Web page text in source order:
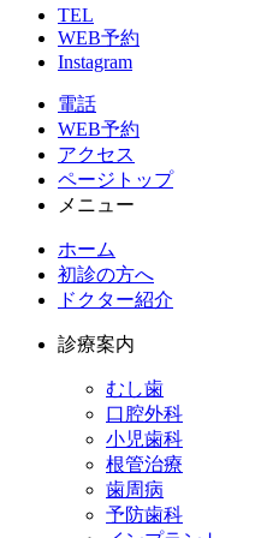
TEL
WEB予約
Instagram
電話
WEB予約
アクセス
ページトップ
メニュー
ホーム
初診の方へ
ドクター紹介
診療案内
むし歯
口腔外科
小児歯科
根管治療
歯周病
予防歯科